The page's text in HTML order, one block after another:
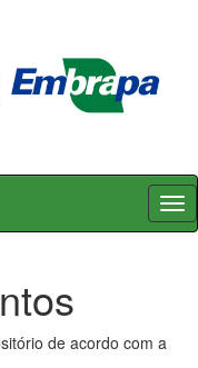
de acordo com a